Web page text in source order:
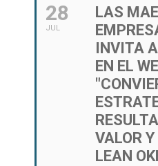
28
JUL
LAS
INVITA
EN EL
VALOR
LEAN